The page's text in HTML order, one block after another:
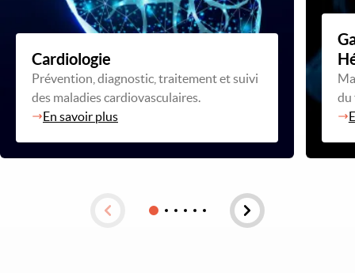
Cardiologie
Prévention, diagnostic, traitement et suivi
des maladies cardiovasculaires.
En savoir plus
du